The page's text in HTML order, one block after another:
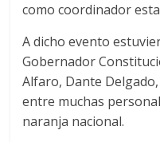
como coordinador
A dicho evento
Gobernador
Alfaro, Dante
entre muchas
naranja nacional.